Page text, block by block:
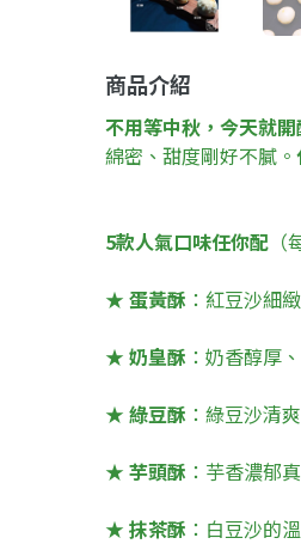
商品介紹
不用等中秋，今天就開
綿密、甜度剛好不膩。
5款人氣口味任你配
★ 蛋黃酥 ：紅豆沙細
★ 奶皇酥 ：奶香醇厚
★ 綠豆酥 ：綠豆沙清
★ 芋頭酥 ：芋香濃郁
★ 抹茶酥 ：白豆沙的